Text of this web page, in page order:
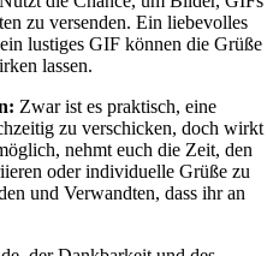
zu versenden. Ein liebevolles
lustiges GIF können die Grüße
lassen.
Zwar ist es praktisch, eine
zu verschicken, doch wirkt
nehmt euch die Zeit, den
oder individuelle Grüße zu
und Verwandten, dass ihr an